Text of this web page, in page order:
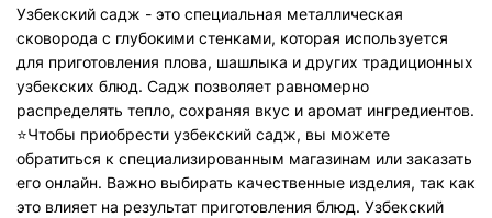
Узбекский садж - это специальная металлическая
сковорода с глубокими стенками, которая используется
для приготовления плова, шашлыка и других традиционных
узбекских блюд. Садж позволяет равномерно
распределять тепло, сохраняя вкус и аромат ингредиентов.
⭐️Чтобы приобрести узбекский садж, вы можете
обратиться к специализированным магазинам или заказать
его онлайн. Важно выбирать качественные изделия, так как
это влияет на результат приготовления блюд. Узбекский